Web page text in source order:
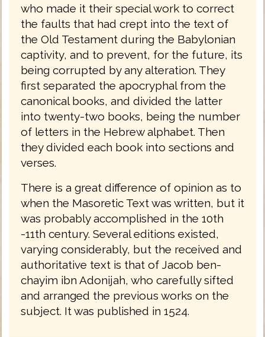
who made it their special work to correct
the faults that had crept into the text of
the Old Testament during the Babylonian
captivity, and to prevent, for the future, its
being corrupted by any alteration. They
first separated the apocryphal from the
canonical books, and divided the latter
into twenty-two books, being the number
of letters in the Hebrew alphabet. Then
they divided each book into sections and
verses.
There is a great difference of opinion as to
when the Masoretic Text was written, but it
was probably accomplished in the 10th
-11th century. Several editions existed,
varying considerably, but the received and
authoritative text is that of Jacob ben-
chayim ibn Adonijah, who carefully sifted
and arranged the previous works on the
subject. It was published in 1524.